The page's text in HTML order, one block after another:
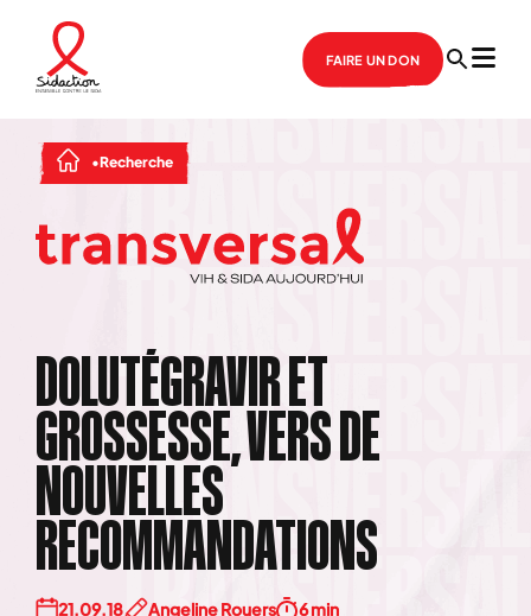
FAIRE UN DON
Recherche
DOLUTÉGRAVIR ET
GROSSESSE, VERS DE
NOUVELLES
RECOMMANDATIONS
21.09.18 Angeline Rouers 6 min